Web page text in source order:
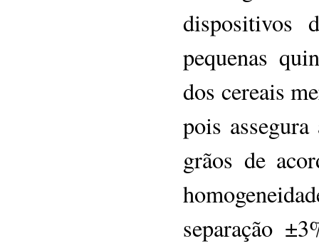
dispositivos
pequenas
dos cereais
pois
grãos de
separação